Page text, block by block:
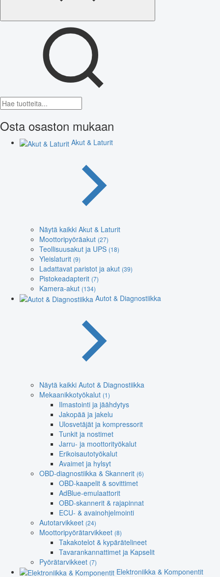
Osta osaston mukaan
Akut & Laturit
Näytä kaikki Akut & Laturit
Moottoripyöräakut (27)
Teollisuusakut ja UPS (18)
Yleislaturit (9)
Ladattavat paristot ja akut (39)
Pistokeadapterit (7)
Kamera-akut (134)
Autot & Diagnostiikka
Näytä kaikki Autot & Diagnostiikka
Mekaanikkotyökalut (1)
Ilmastointi ja jäähdytys
Jakopää ja jakelu
Ulosvetäjät ja kompressorit
Tunkit ja nostimet
Jarru- ja moottorityökalut
Erikoisautotyökalut
Avaimet ja hylsyt
OBD-diagnostiikka & Skannerit (6)
OBD-kaapelit & sovittimet
AdBlue-emulaattorit
OBD-skannerit & rajapinnat
ECU- & avainohjelmointi
Autotarvikkeet (24)
Moottoripyörätarvikkeet (8)
Takakotelot & kypärätelineet
Tavarankannattimet ja Kapselit
Pyörätarvikkeet (7)
Elektroniikka & Komponentit